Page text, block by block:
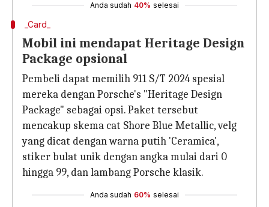
Anda sudah 40% selesai
_Card_
Mobil ini mendapat Heritage Design
Package opsional
Pembeli dapat memilih 911 S/T 2024 spesial
mereka dengan Porsche's "Heritage Design
Package" sebagai opsi. Paket tersebut
mencakup skema cat Shore Blue Metallic, velg
yang dicat dengan warna putih 'Ceramica',
stiker bulat unik dengan angka mulai dari 0
hingga 99, dan lambang Porsche klasik.
Anda sudah 60% selesai